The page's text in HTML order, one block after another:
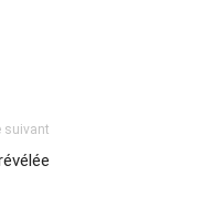
suivant